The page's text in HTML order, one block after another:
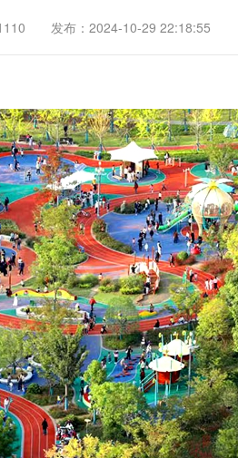
发布：2024-10-29 22:18:55